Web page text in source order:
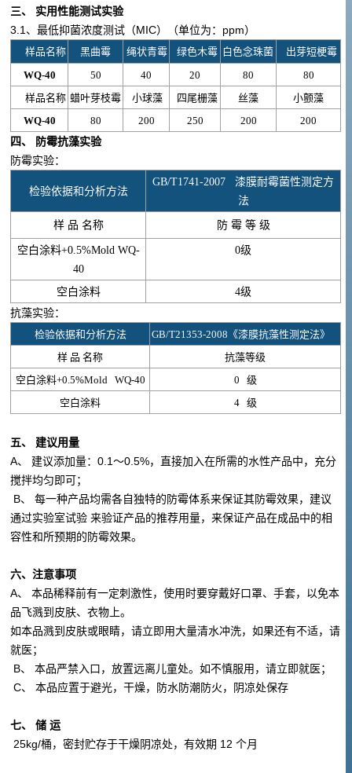
三、 实用性能测试实验
3.1、最低抑菌浓度测试（MIC）（单位为：ppm）
样品名称 黑曲霉 绳状青霉 绿色木霉 白色念珠菌
出芽短梗霉
WQ-40
50 40 20 80
80
样品名称 蜡叶芽枝霉 小球藻 四尾栅藻 丝藻
小颤藻
WQ-40
80 200 250 200 200
四、 防霉抗藻实验
防霉实验：
检验依据和分析方法
GB/T1741-2007漆膜耐霉菌性测定方
法
样 品 名称 防 霉 等 级
空白涂料+0.5%Mold WQ-
40
0级
空白涂料 4级
抗藻实验：
检验依据和分析方法 GB/T21353-2008 《漆膜抗藻性测定法》
样 品 名称
抗藻等级
空白涂料+0.5%Mold WQ-40 0 级
空白涂料
4 级
五、 建议用量
A、 建议添加量：0.1～0.5%，直接加入在所需的水性产品中，充分
搅拌均匀即可；
B、 每一种产品均需各自独特的防霉体系来保证其防霉效果，建议
通过实验室试验 来验证产品的推荐用量，来保证产品在成品中的相
容性和所预期的防霉效果。
六、注意事项
A、 本品稀释前有一定刺激性，使用时要穿戴好口罩、手套，以免本
品飞溅到皮肤、衣物上。
如本品溅到皮肤或眼睛，请立即用大量清水冲洗，如果还有不适，请
就医；
B、 本品严禁入口，放置远离儿童处。如不慎服用，请立即就医；
C、 本品应置于避光，干燥，防水防潮防火，阴凉处保存
七、 储 运
25kg/桶，密封贮存于干燥阴凉处，有效期 12 个月